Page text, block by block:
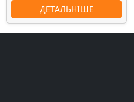
ДЕТАЛЬНІШЕ